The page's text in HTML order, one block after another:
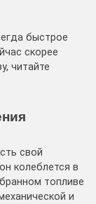
быстрое
скорее
читайте
свой
колеблется в
топливе
и